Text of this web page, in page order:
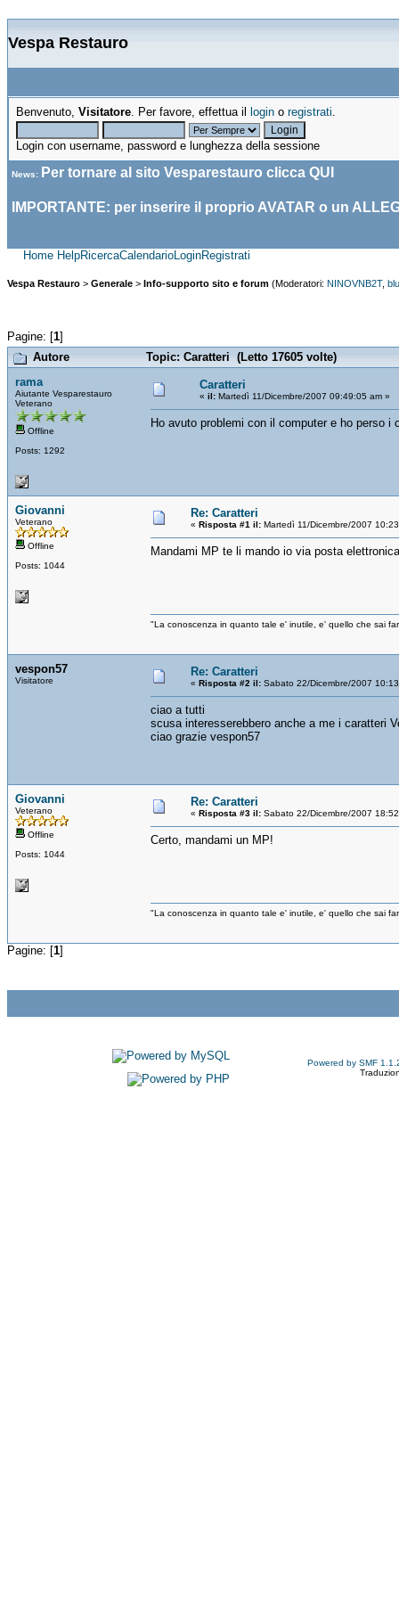
Vespa Restauro
Benvenuto, Visitatore. Per favore, effettua il login o registrati.
Login con username, password e lunghezza della sessione
News: Per tornare al sito Vesparestauro clicca QUI
IMPORTANTE: per inserire il proprio AVATAR o un
Home HelpRicercaCalendarioLoginRegistrati
Vespa Restauro > Generale > Info-supporto sito e forum (Moderatori: NINOVNB2T,
Pagine: [1]
Autore
Topic: Caratteri (Letto 17605 volte)
rama
Aiutante Vesparestauro
Veterano
Offline
Posts: 1292
Caratteri
« il: Martedì 11/Dicembre/2007 09:49:05 am »
Ho avuto problemi con il computer e ho perso
Giovanni
Veterano
Offline
Posts: 1044
Re: Caratteri
« Risposta #1 il: Martedì 11/Dicembre/2007
Mandami MP te li mando io via posta elettronica
"La conoscenza in quanto tale e' inutile, e' quello che sai
vespon57
Visitatore
Re: Caratteri
« Risposta #2 il: Sabato 22/Dicembre/2007
ciao a tutti
scusa interesserebbero anche a me i caratteri
ciao grazie vespon57
Giovanni
Veterano
Offline
Posts: 1044
Re: Caratteri
« Risposta #3 il: Sabato 22/Dicembre/2007
Certo, mandami un MP!
"La conoscenza in quanto tale e' inutile, e' quello che sai
Pagine: [1]
Powered by SMF